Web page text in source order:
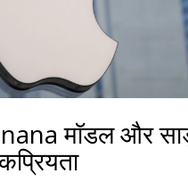
मॉडल और